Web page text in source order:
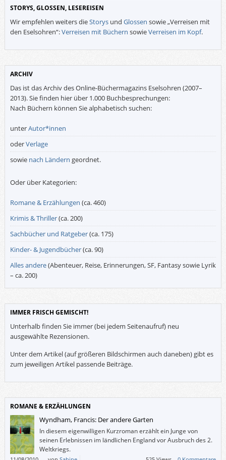
STORYS, GLOSSEN, LESEREISEN
Wir empfehlen weiters dieStorysund Glossen sowie „Verreisen mit
den Eselsohren“:Verreisen mit Büchern sowieVerreisen im Kopf.
ARCHIV
Das ist das Archiv des Online-Büchermagazins Eselsohren (2007–
2013). Sie finden hier über 1.000 Buchbesprechungen:
Nach Büchern können Sie alphabetisch suchen:
unterAutor*innen
oderVerlage
sowie nach Ländern geordnet.
Oder über Kategorien:
Romane & Erzählungen (ca. 460)
Krimis & Thriller(ca. 200)
Sachbücher und Ratgeber(ca. 175)
Kinder- & Jugendbücher(ca. 90)
Alles andere(Abenteuer, Reise, Erinnerungen, SF, Fantasy sowie Lyrik
– ca. 200)
IMMER FRISCH GEMISCHT!
Unterhalb finden Sie immer (bei jedem Seitenaufruf) neu
ausgewählte Rezensionen.
Unter dem Artikel (auf größeren Bildschirmen auch daneben) gibt es
zum jeweiligen Artikel passende Beiträge.
ROMANE & ERZÄHLUNGEN
Wyndham, Francis: Der andere Garten
In diesem eigenwilligen Kurzroman erzählt ein Junge von
seinen Erlebnissen im ländlichen England vor Ausbruch des 2.
Weltkriegs.